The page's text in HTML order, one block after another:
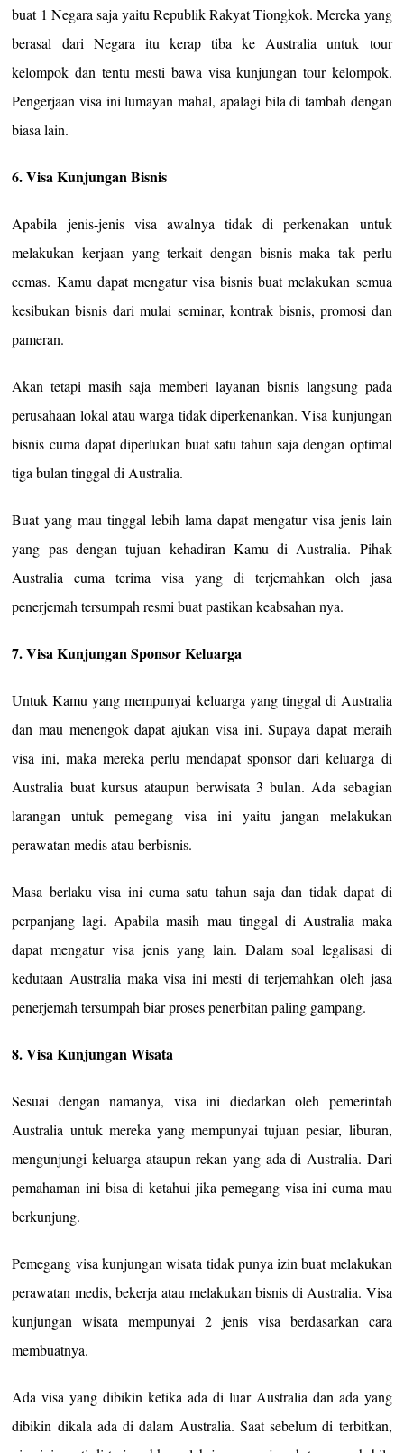
buat 1 Negara saja yaitu Republik Rakyat Tiongkok. Mereka yang
berasal dari Negara itu kerap tiba ke Australia untuk tour
kelompok dan tentu mesti bawa visa kunjungan tour kelompok.
Pengerjaan visa ini lumayan mahal, apalagi bila di tambah dengan
biasa lain.
6. Visa Kunjungan Bisnis
Apabila jenis-jenis visa awalnya tidak di perkenakan untuk
melakukan kerjaan yang terkait dengan bisnis maka tak perlu
cemas. Kamu dapat mengatur visa bisnis buat melakukan semua
kesibukan bisnis dari mulai seminar, kontrak bisnis, promosi dan
pameran.
Akan tetapi masih saja memberi layanan bisnis langsung pada
perusahaan lokal atau warga tidak diperkenankan. Visa kunjungan
bisnis cuma dapat diperlukan buat satu tahun saja dengan optimal
tiga bulan tinggal di Australia.
Buat yang mau tinggal lebih lama dapat mengatur visa jenis lain
yang pas dengan tujuan kehadiran Kamu di Australia. Pihak
Australia cuma terima visa yang di terjemahkan oleh jasa
penerjemah tersumpah resmi buat pastikan keabsahan nya.
7. Visa Kunjungan Sponsor Keluarga
Untuk Kamu yang mempunyai keluarga yang tinggal di Australia
dan mau menengok dapat ajukan visa ini. Supaya dapat meraih
visa ini, maka mereka perlu mendapat sponsor dari keluarga di
Australia buat kursus ataupun berwisata 3 bulan. Ada sebagian
larangan untuk pemegang visa ini yaitu jangan melakukan
perawatan medis atau berbisnis.
Masa berlaku visa ini cuma satu tahun saja dan tidak dapat di
perpanjang lagi. Apabila masih mau tinggal di Australia maka
dapat mengatur visa jenis yang lain. Dalam soal legalisasi di
kedutaan Australia maka visa ini mesti di terjemahkan oleh jasa
penerjemah tersumpah biar proses penerbitan paling gampang.
8. Visa Kunjungan Wisata
Sesuai dengan namanya, visa ini diedarkan oleh pemerintah
Australia untuk mereka yang mempunyai tujuan pesiar, liburan,
mengunjungi keluarga ataupun rekan yang ada di Australia. Dari
pemahaman ini bisa di ketahui jika pemegang visa ini cuma mau
berkunjung.
Pemegang visa kunjungan wisata tidak punya izin buat melakukan
perawatan medis, bekerja atau melakukan bisnis di Australia. Visa
kunjungan wisata mempunyai 2 jenis visa berdasarkan cara
membuatnya.
Ada visa yang dibikin ketika ada di luar Australia dan ada yang
dibikin dikala ada di dalam Australia. Saat sebelum di terbitkan,